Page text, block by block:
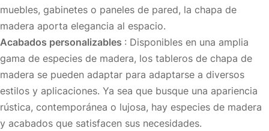
muebles, gabinetes o paneles de pared, la chapa de
madera aporta elegancia al espacio.
Acabados personalizables : Disponibles en una amplia
gama de especies de madera, los tableros de chapa de
madera se pueden adaptar para adaptarse a diversos
estilos y aplicaciones. Ya sea que busque una apariencia
rústica, contemporánea o lujosa, hay especies de madera
y acabados que satisfacen sus necesidades.